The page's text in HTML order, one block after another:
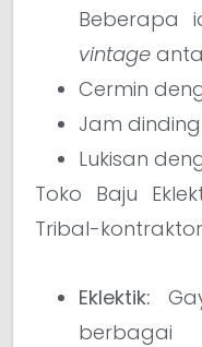
Beberapa
vintage
Cermin
Jam
Lukisan
Toko Baju
Tribal-
Eklektik: